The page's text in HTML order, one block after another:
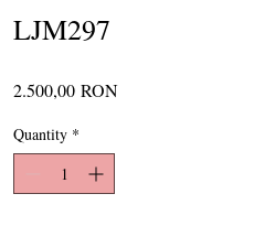
LJM297
2.500,00 RONPrice
Quantity *